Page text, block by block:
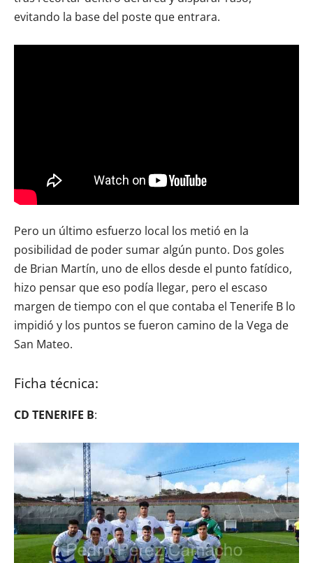
evitando la base del poste que entrara.
Pero un último esfuerzo local los metió en la
posibilidad de poder sumar algún punto. Dos goles
de Brian Martín, uno de ellos desde el punto fatídico,
hizo pensar que eso podía llegar, pero el escaso
margen de tiempo con el que contaba el Tenerife B lo
impidió y los puntos se fueron camino de la Vega de
San Mateo.
Ficha técnica:
CD TENERIFE B: